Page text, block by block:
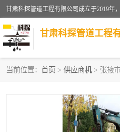
甘肃科探管道工程
当前位置： 首页 > 供应商机 > 张掖
漏水检查维修